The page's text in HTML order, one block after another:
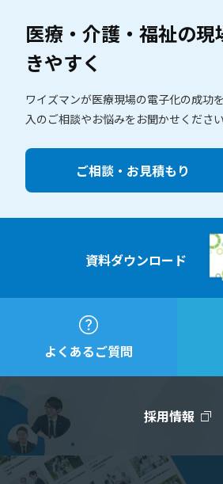
医療・介護・福祉の現
きやすく
ワイズマンが医療現場の電子化の成功
入のご相談やお悩みをお聞かせください
ご相談・お見積もり
資料ダウンロード
よくあるご質問
採用情報